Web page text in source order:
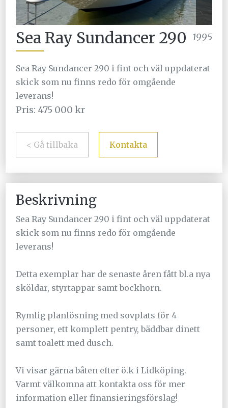
Sea Ray Sundancer 290 1995
Sea Ray Sundancer 290 i fint och väl uppdaterat
skick som nu finns redo för omgående
leverans!
Pris: 475 000 kr
< Gå tillbaka Kontakta
Beskrivning
Sea Ray Sundancer 290 i fint och väl uppdaterat
skick som nu finns redo för omgående
leverans!
Detta exemplar har de senaste åren fått bl.a nya
sköldar, styrtappar samt bockhorn.
Rymlig planlösning med sovplats för 4
personer, ett komplett pentry, bäddbar dinett
samt toalett med dusch.
Vi visar gärna båten efter ö.k i Lidköping.
Varmt välkomna att kontakta oss för mer
information eller finansieringsförslag!